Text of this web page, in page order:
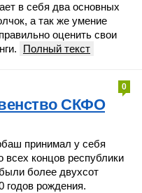
в себя два основных
а так же умение
оценить свои
Полный текст
0
СКФО
принимал у себя
всех концов республики
более двухсот
годов рождения.